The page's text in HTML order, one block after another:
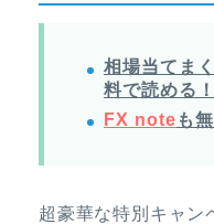
相場当てま
料で読める！
FX note も
超豪華な特別キャン